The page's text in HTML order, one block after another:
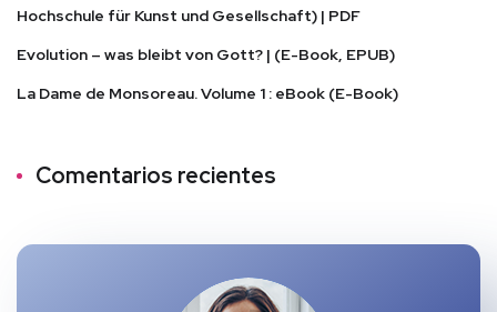
Hochschule für Kunst und Gesellschaft) | PDF
Evolution – was bleibt von Gott? | (E-Book, EPUB)
La Dame de Monsoreau. Volume 1 : eBook (E-Book)
Comentarios recientes